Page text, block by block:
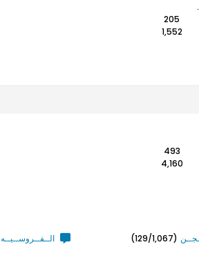
205
1,552
493
4,160
(129/1,067) الــفــروســيــه